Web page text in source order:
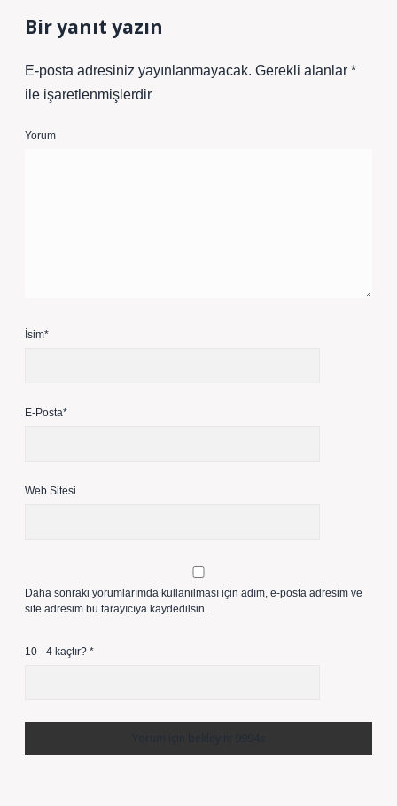
Bir yanıt yazın
E-posta adresiniz yayınlanmayacak. Gerekli alanlar *
ile işaretlenmişlerdir
Yorum
İsim*
E-Posta*
Web Sitesi
Daha sonraki yorumlarımda kullanılması için adım, e-posta adresim ve
site adresim bu tarayıcıya kaydedilsin.
10 - 4 kaçtır? *